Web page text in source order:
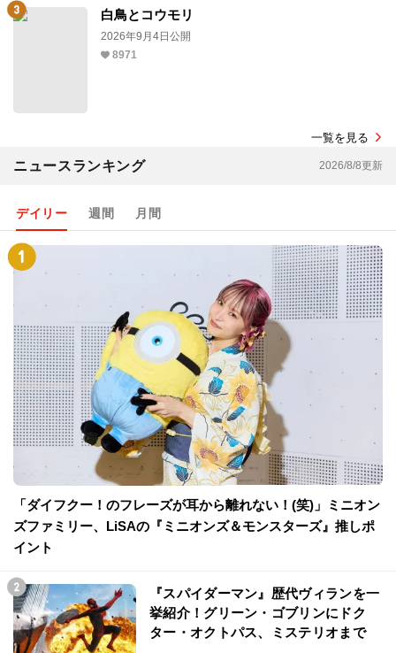
白鳥とコウモリ
2026年9月4日公開
8971
一覧を見る
ニュースランキング 2026/8/8更新
デイリー 週間 月間
「ダイフクー！のフレーズが耳から離れない！(笑)」ミニオン
ズファミリー、LiSAの『ミニオンズ＆モンスターズ』推しポ
イント
『スパイダーマン』歴代ヴィランを一
挙紹介！グリーン・ゴブリンにドク
ター・オクトパス、ミステリオまで